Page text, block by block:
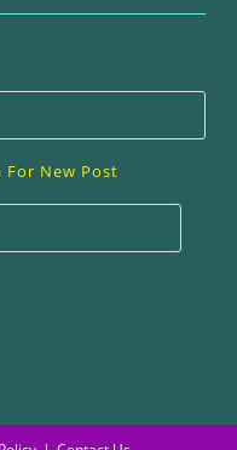
For New Post